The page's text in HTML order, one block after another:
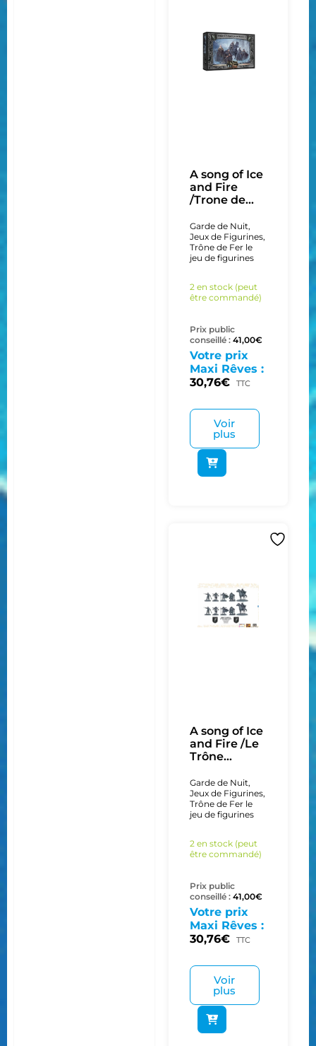
A song of Ice
and Fire
/Trone de...
Garde de Nuit,
Jeux de Figurines,
Trône de Fer le
jeu de figurines
2 en stock (peut
être commandé)
Prix public
conseillé : 41,00€
Votre prix
Maxi Rêves :
30,76€ TTC
Voir
plus
A song of Ice
and Fire /Le
Trône...
Garde de Nuit,
Jeux de Figurines,
Trône de Fer le
jeu de figurines
2 en stock (peut
être commandé)
Prix public
conseillé : 41,00€
Votre prix
Maxi Rêves :
30,76€ TTC
Voir
plus